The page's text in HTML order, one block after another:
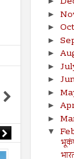
►
►
►
►
►
►
►
►
►
▼